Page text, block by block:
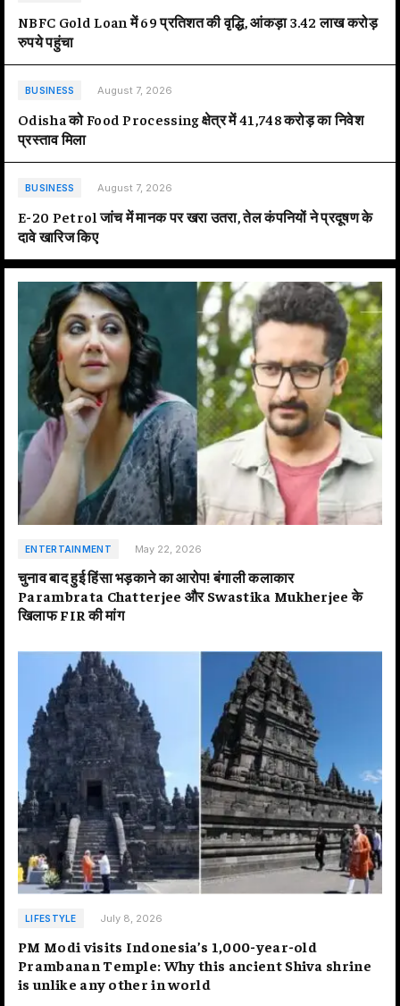
NBFC Gold Loan में 69 प्रतिशत की वृद्धि, आंकड़ा 3.42 लाख करोड़
रुपये पहुंचा
BUSINESS August 7, 2026
Odisha को Food Processing क्षेत्र में 41,748 करोड़ का निवेश
प्रस्ताव मिला
BUSINESS August 7, 2026
E-20 Petrol जांच में मानक पर खरा उतरा, तेल कंपनियों ने प्रदूषण के
दावे खारिज किए
ENTERTAINMENT May 22, 2026
चुनाव बाद हुई हिंसा भड़काने का आरोप! बंगाली कलाकार
Parambrata Chatterjee और Swastika Mukherjee के
खिलाफ FIR की मांग
LIFESTYLE July 8, 2026
PM Modi visits Indonesia’s 1,000-year-old
Prambanan Temple: Why this ancient Shiva shrine
is unlike any other in world